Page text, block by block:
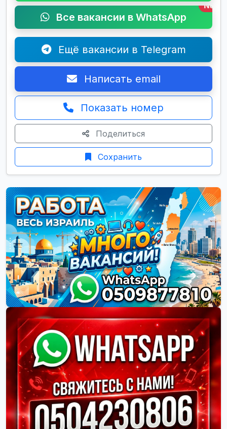
Все вакансии в WhatsApp
New
Ещё вакансии в Telegram
Написать email
Показать номер
Поделиться
Сохранить